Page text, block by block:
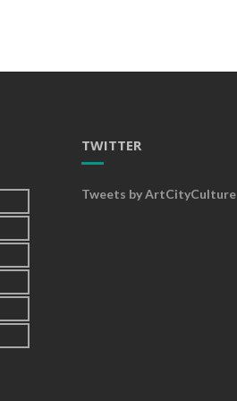
TWITTER
Tweets by ArtCityCulture